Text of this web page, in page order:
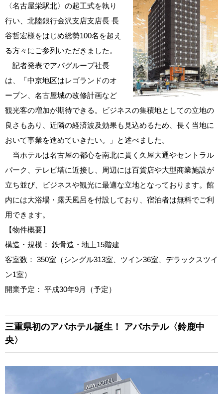
〈名古屋栄駅北〉の起工式を執り
行い、北陸銀行金沢支店支店長 長
谷哲宏様をはじめ総勢100名を超え
る方々にご参列いただきました。
記者発表でアパグループ社長
は、「中京地区はレゴランドのオ
ープン、名古屋城の改修計画など
観光客の増加が期待できる。ビジネスの集積地としての立地の
良さもあり、近隣の経済波及効果も見込めるため、長く当地に
おいて事業を進めていきたい。」と述べました。
当ホテルは名古屋の都心を南北に貫く久屋大通やセントラル
パーク、テレビ塔に近接し、周辺には百貨店や大型商業施設が
立ち並び、ビジネスや観光に最適な立地となっております。館
内には大浴場・露天風呂を付設しており、宿泊者は無料でご利
用できます。
【物件概要】
構造・規模： 鉄骨造・地上15階建
客室数： 350室（シングル313室、ツイン36室、デラックスツイ
ン1室）
開業予定： 平成30年9月（予定）
三重県初のアパホテル誕生！
アパホテル〈鈴鹿中
央〉